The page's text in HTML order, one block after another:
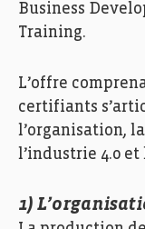
Business
Training.
L’offre
certifiants
l’organisation,
l’industrie 4.0 et
1)